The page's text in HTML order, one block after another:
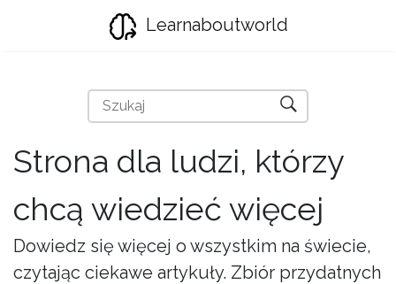
Learnaboutworld
Strona dla ludzi, którzy
chcą wiedzieć więcej
Dowiedz się więcej o wszystkim na świecie,
czytając ciekawe artykuły. Zbiór przydatnych